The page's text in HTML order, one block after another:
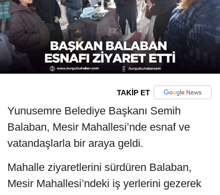
TAKİP ET
Yunusemre Belediye Başkanı Semih
Balaban, Mesir Mahallesi’nde esnaf ve
vatandaşlarla bir araya geldi.
Mahalle ziyaretlerini sürdüren Balaban,
Mesir Mahallesi’ndeki iş yerlerini gezerek